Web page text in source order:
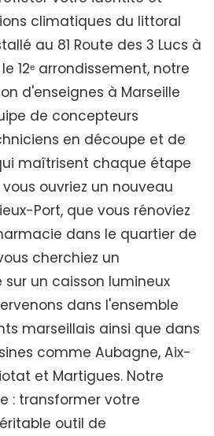
climatiques du littoral
au 81 Route des 3 Lucs à
12ᵉ arrondissement, notre
d'enseignes à Marseille
de concepteurs
en découpe et de
maîtrisent chaque étape
ouvriez un nouveau
Port, que vous rénoviez
dans le quartier de
cherchiez un
un caisson lumineux
dans l'ensemble
marseillais ainsi que dans
comme Aubagne, Aix-
et Martigues. Notre
: transformer votre
outil de